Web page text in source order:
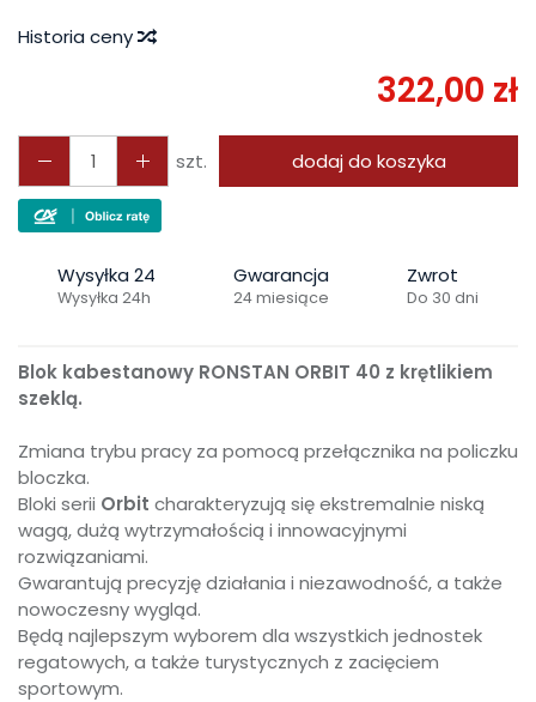
Historia ceny
322,00 zł
szt. dodaj do koszyka
Wysyłka 24
Wysyłka 24h
Gwarancja
24 miesiące
Zwrot
Do 30 dni
Blok kabestanowy RONSTAN ORBIT 40 z krętlikiem
szeklą.
Zmiana trybu pracy za pomocą przełącznika na policzku
bloczka.
Bloki serii Orbit charakteryzują się ekstremalnie niską
wagą, dużą wytrzymałością i innowacyjnymi
rozwiązaniami.
Gwarantują precyzję działania i niezawodność, a także
nowoczesny wygląd.
Będą najlepszym wyborem dla wszystkich jednostek
regatowych, a także turystycznych z zacięciem
sportowym.